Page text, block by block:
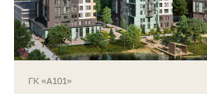
ГК «А101»